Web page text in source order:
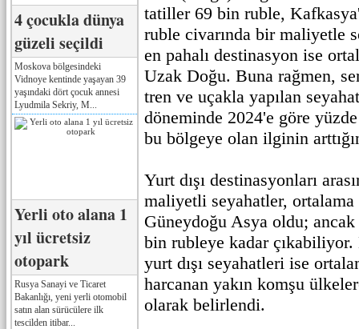
4 çocukla dünya
güzeli seçildi
Moskova bölgesindeki
Vidnoye kentinde yaşayan 39
yaşındaki dört çocuk annesi
Lyudmila Sekriy, M...
Yerli oto alana 1
yıl ücretsiz
otopark
Rusya Sanayi ve Ticaret
Bakanlığı, yeni yerli otomobil
satın alan sürücülere ilk
tescilden itibar...
tatiller 69 bin ruble,
ruble civarında bir maliyetle
en pahalı destinasyon ise
Uzak Doğu. Buna rağmen,
tren ve uçakla yapılan
döneminde 2024'e göre
bu bölgeye olan ilginin
Yurt dışı destinasyonları
maliyetli seyahatler,
Güneydoğu Asya oldu; ancak
bin rubleye kadar
yurt dışı seyahatleri ise
harcanan yakın komşu
olarak belirlendi.